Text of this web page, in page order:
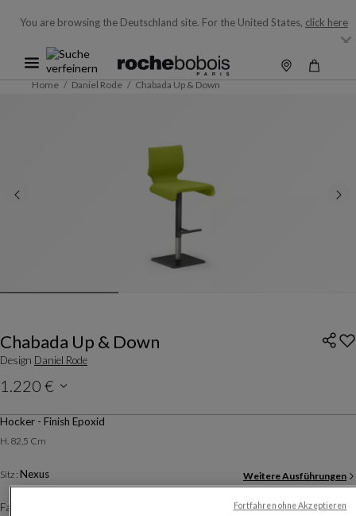
You are browsing the Deutschland site. For the United States, click here
Home Daniel Rode Chabada Up & Down
Chabada Up & Down
Design Daniel Rode
1.220 €
Preise inkl. MwSt. gelten für Deutschland und verstehen sich ohne Lieferung & Montage.
Hocker - Finish Epoxid
H. 82,5 Cm
Sitz : Nexus Weitere Ausführungen
Farben : Fortfahren ohne Akzeptieren